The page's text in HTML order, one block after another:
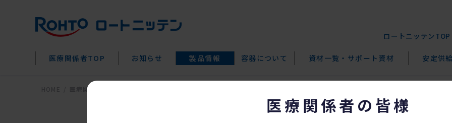
ロートニッテンTOP
医療関係者TOP お知らせ 製品情報 容器について 資材一覧・ サポート資材 安定供
医療関係者の皆様
医療関係者の皆様